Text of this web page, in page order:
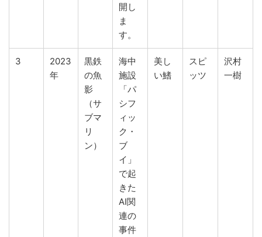
開し
ま
す。
3
2023
年
黒鉄
の魚
影
（サ
ブマ
リ
ン）
海中
施設
「パ
シフ
ィッ
ク・
ブ
イ」
で起
きた
AI関
連の
事件
美し
い鰭
スピ
ッツ
沢村
一樹